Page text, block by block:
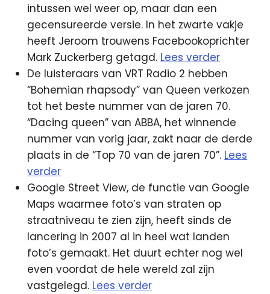
intussen wel weer op, maar dan een
gecensureerde versie. In het zwarte vakje
heeft Jeroom trouwens Facebookoprichter
Mark Zuckerberg getagd. Lees verder
De luisteraars van VRT Radio 2 hebben
“Bohemian rhapsody” van Queen verkozen
tot het beste nummer van de jaren 70.
“Dacing queen” van ABBA, het winnende
nummer van vorig jaar, zakt naar de derde
plaats in de “Top 70 van de jaren 70”. Lees
verder
Google Street View, de functie van Google
Maps waarmee foto’s van straten op
straatniveau te zien zijn, heeft sinds de
lancering in 2007 al in heel wat landen
foto’s gemaakt. Het duurt echter nog wel
even voordat de hele wereld zal zijn
vastgelegd. Lees verder